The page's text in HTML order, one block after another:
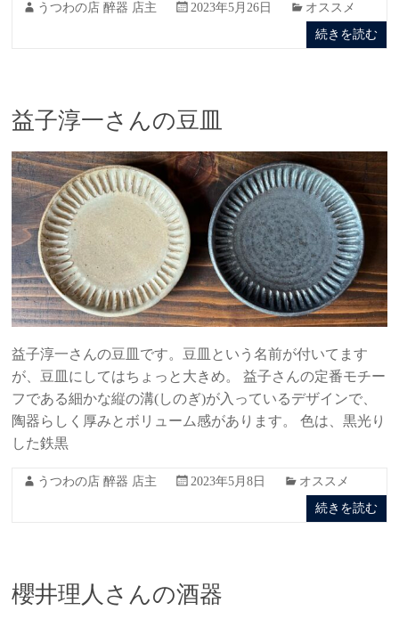
うつわの店 醉器 店主 2023年5月26日
オススメ
続きを読む
益子淳一さんの豆皿
益子淳一さんの豆皿です。豆皿という名前が付いてます
が、豆皿にしてはちょっと大きめ。 益子さんの定番モチー
フである細かな縦の溝(しのぎ)が入っているデザインで、
陶器らしく厚みとボリューム感があります。 色は、黒光り
した鉄黒
うつわの店 醉器 店主 2023年5月8日
オススメ
続きを読む
櫻井理人さんの酒器